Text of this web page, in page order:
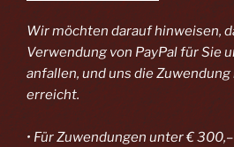
Wir möchten darauf hinweisen,
Verwendung von PayPalfür Sie
anfallen, und uns die
erreicht.
• Für Zuwendungen unter €